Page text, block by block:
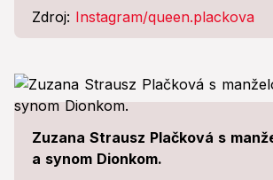
Zdroj: Instagram/queen.plackova
Zuzana Strausz Plačková s
a synom Dionkom.